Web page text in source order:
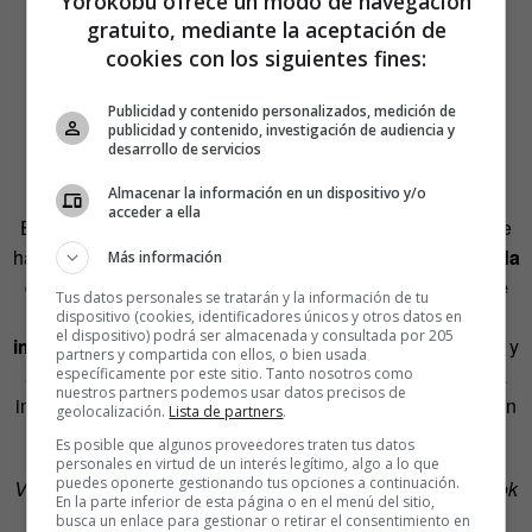
En Facebook sucede lo mismo: rara vez verás –aunque se
han dado casos- a uno de tus contactos publicando “
mi vida
es una filfa”, “no me como un colín”
o “es cuestión de
tiempo que mis jefes se den cuenta de que soy un
impostor”. La red social sirve, esencialmente, para epatar y
aunque eso es algo que todos sabemos de sobra nuestra
impericia estadística nos lleva a confundir el ánimo real con
el jaleado.
Visto enLiveScienceyMen’s Health, a través del Facebook
de Edu de la Herrán (¡gracias!), uno de mis 344 amigos.
gratuito, mediante la aceptación de
cookies con los siguientes fines:
Publicidad y contenido personalizados, medición de
publicidad y contenido, investigación de audiencia y
desarrollo de servicios
Almacenar la información en un dispositivo y/o
acceder a ella
Más información
Tus datos personales se tratarán y la información de tu
dispositivo (cookies, identificadores únicos y otros datos en
el dispositivo) podrá ser almacenada y consultada por 205
partners y compartida con ellos, o bien usada
específicamente por este sitio. Tanto nosotros como
nuestros partners podemos usar datos precisos de
geolocalización. Lista de partners.
Es posible que algunos proveedores traten tus datos
personales en virtud de un interés legítimo, algo a lo que
puedes oponerte gestionando tus opciones a continuación.
En la parte inferior de esta página o en el menú del sitio,
busca un enlace para gestionar o retirar el consentimiento en